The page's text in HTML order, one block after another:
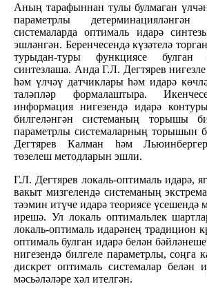
Аның тарафыннан тулы булмаган
параметрлы
системаларда оптималь идарә
эшләнгән. Беренчесендә күзәтелә
турыдан-туры функциясе булган
синтезлаша. Анда Г.Л. Дегтярев
һәм үлчәү датчиклары һәм идарә
таләпләр формалаштыра.
информация нигезендә идарә
билгеләнгән системаның торышы
параметрлы системаларның торышын
Дегтярев Калман һәм
төзелеш методларын эшли.
Г.Л. Дегтярев локаль-оптималь идарә,
вакыт мизгелендә системаның
тәэмин итүче идарә теориясе үсешендә
ирешә. Ул локаль оптимальлек
локаль-оптималь идарәнең традицион
оптималь булган идарә белән
нигезендә билгеле параметрлы, соңга
дискрет оптималь системалар белән
мәсьәләләре хәл ителгән.